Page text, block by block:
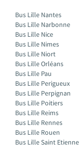
Bus Lille Nantes
Bus Lille Narbonne
Bus Lille Nice
Bus Lille Nimes
Bus Lille Niort
Bus Lille Orléans
Bus Lille Pau
Bus Lille Perigueux
Bus Lille Perpignan
Bus Lille Poitiers
Bus Lille Reims
Bus Lille Rennes
Bus Lille Rouen
Bus Lille Saint Etienne